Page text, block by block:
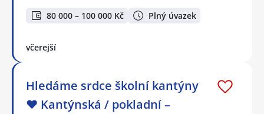
80 000 – 100 000 Kč Plný úvazek
včerejší
Hledáme srdce školní kantýny
❤️ Kantýnská / pokladní –